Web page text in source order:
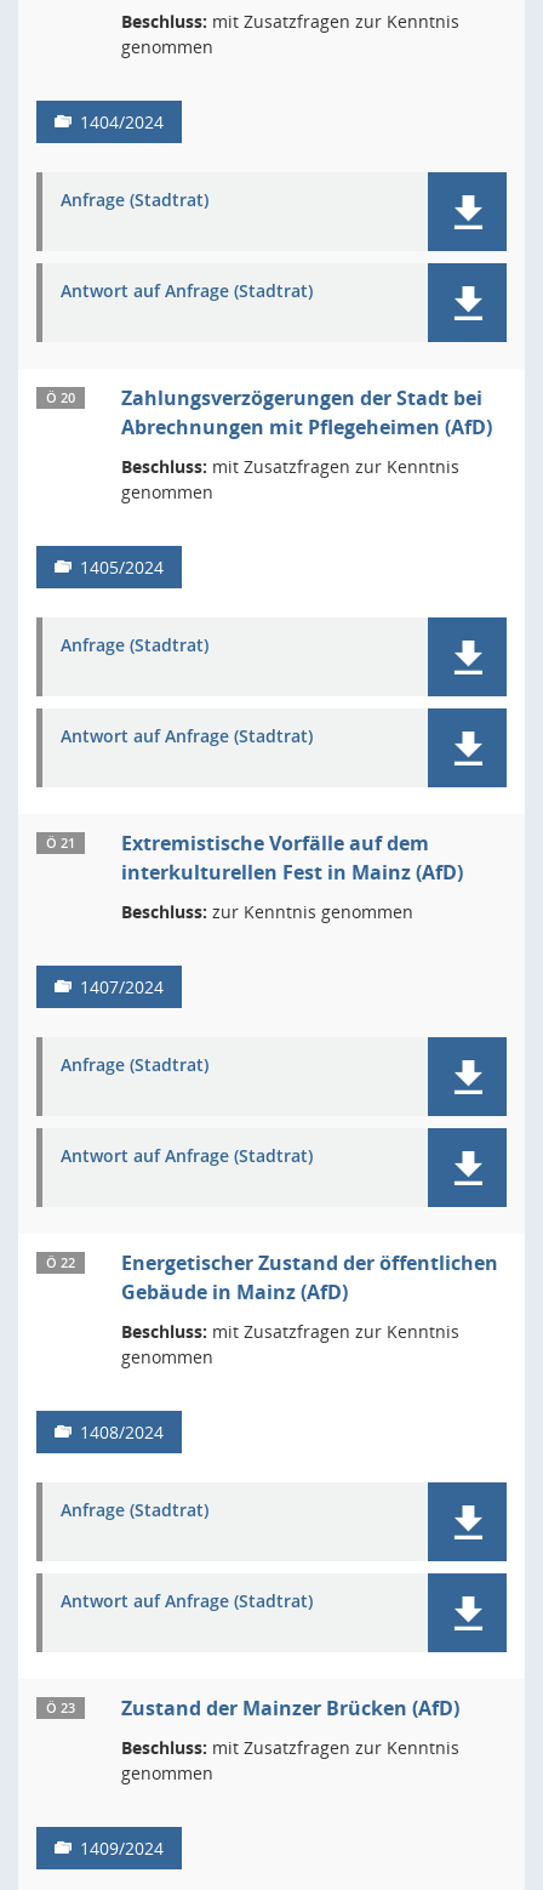
Beschluss: mit Zusatzfragen zur Kenntnis
genommen
1404/2024
Anfrage (Stadtrat)
Antwort auf Anfrage (Stadtrat)
Ö 20
Zahlungsverzögerungen der Stadt bei
Abrechnungen mit Pflegeheimen (AfD)
Beschluss: mit Zusatzfragen zur Kenntnis
genommen
1405/2024
Anfrage (Stadtrat)
Antwort auf Anfrage (Stadtrat)
Ö 21
Extremistische Vorfälle auf dem
interkulturellen Fest in Mainz (AfD)
Beschluss: zur Kenntnis genommen
1407/2024
Anfrage (Stadtrat)
Antwort auf Anfrage (Stadtrat)
Ö 22
Energetischer Zustand der öffentlichen
Gebäude in Mainz (AfD)
Beschluss: mit Zusatzfragen zur Kenntnis
genommen
1408/2024
Anfrage (Stadtrat)
Antwort auf Anfrage (Stadtrat)
Ö 23 Zustand der Mainzer Brücken (AfD)
Beschluss: mit Zusatzfragen zur Kenntnis
genommen
1409/2024